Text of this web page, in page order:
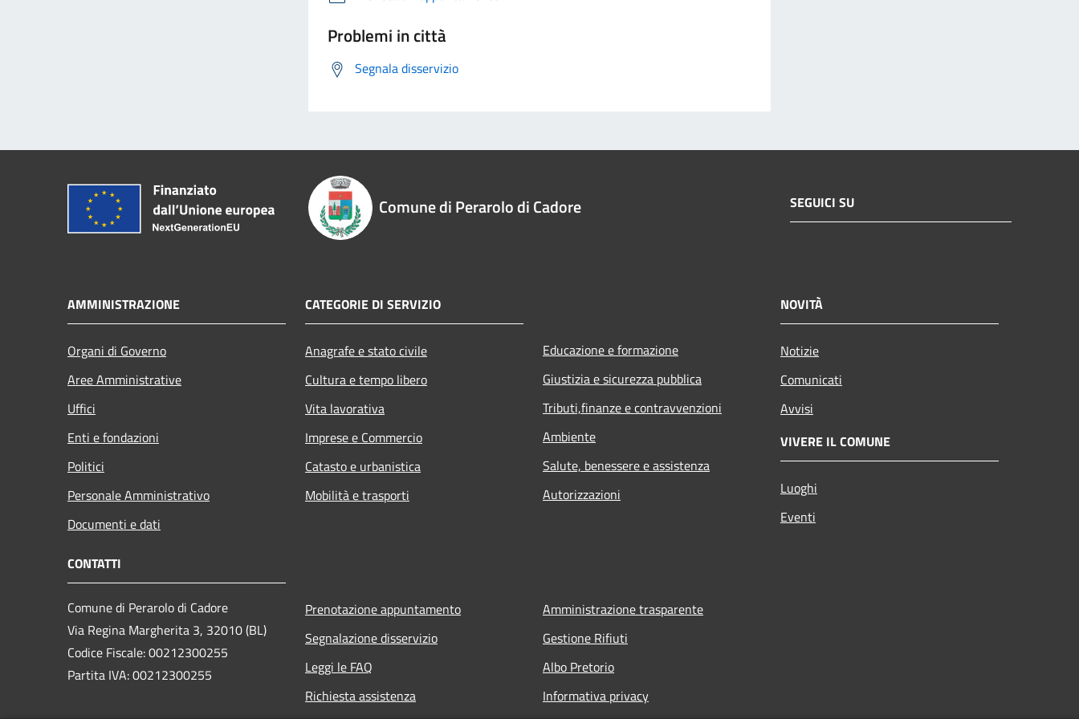
Problemi in città
Segnala disservizio
Comune di Perarolo di Cadore SEGUICI SU
AMMINISTRAZIONE
Organi di Governo
Aree Amministrative
Uffici
Enti e fondazioni
Politici
Personale Amministrativo
Documenti e dati
CATEGORIE DI SERVIZIO
Anagrafe e stato civile
Cultura e tempo libero
Vita lavorativa
Imprese e Commercio
Catasto e urbanistica
Mobilità e trasporti
Educazione e formazione
Giustizia e sicurezza pubblica
Tributi,finanze e contravvenzioni
Ambiente
Salute, benessere e assistenza
Autorizzazioni
NOVITÀ
Notizie
Comunicati
Avvisi
VIVERE IL COMUNE
Luoghi
Eventi
CONTATTI
Comune di Perarolo di Cadore
Via Regina Margherita 3, 32010 (BL)
Codice Fiscale: 00212300255
Partita IVA: 00212300255
Prenotazione appuntamento
Segnalazione disservizio
Leggi le FAQ
Richiesta assistenza
Amministrazione trasparente
Gestione Rifiuti
Albo Pretorio
Informativa privacy